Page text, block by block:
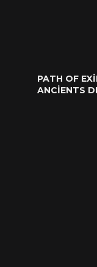
PATH OF
ANCIENTS